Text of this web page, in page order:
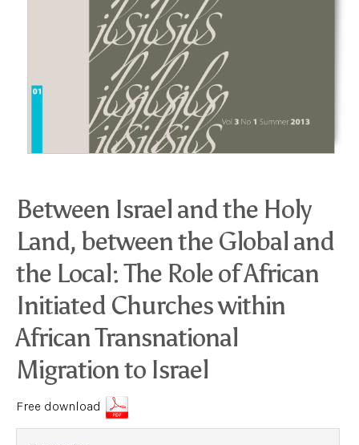
Between Israel and the Holy
Land, between the Global and
the Local: The Role of African
Initiated Churches within
African Transnational
Migration to Israel
Free download